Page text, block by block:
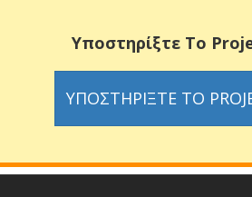
Υποστηρίξτε Το
ΥΠΟΣΤΗΡΊΞΤΕ ΤΟ